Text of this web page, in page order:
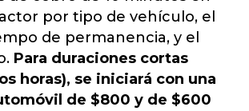
por tipo de vehículo, el
de permanencia, y el
Para duraciones cortas
horas), se iniciará con una
de $800 y de $600